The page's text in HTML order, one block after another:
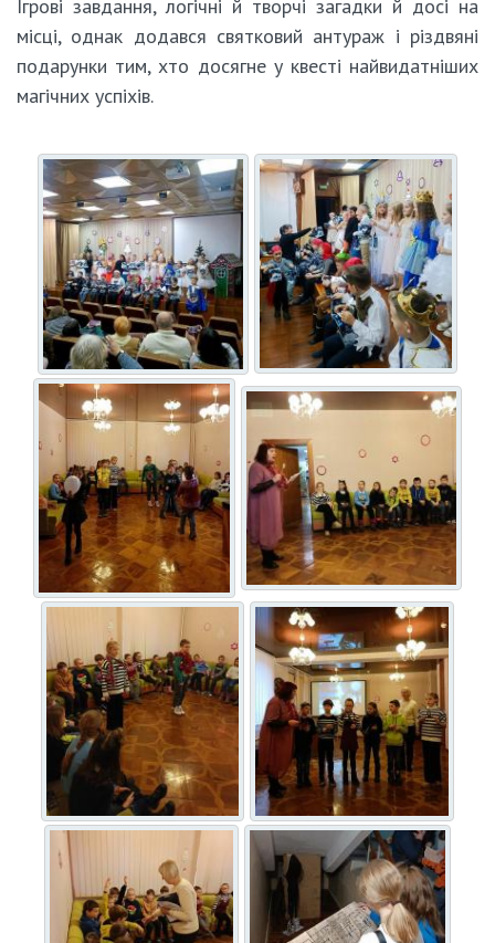
Ігрові завдання, логічні й творчі загадки й досі на
місці, однак додався святковий антураж і різдвяні
подарунки тим, хто досягне у квесті найвидатніших
магічних успіхів.